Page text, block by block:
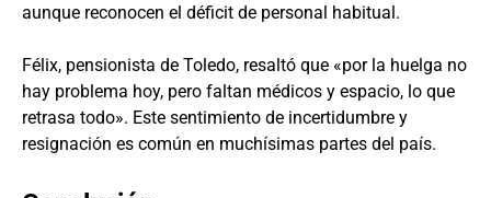
aunque reconocen el déficit de personal habitual.
Félix, pensionista de Toledo, resaltó que «por la huelga no
hay problema hoy, pero faltan médicos y espacio, lo que
retrasa todo». Este sentimiento de incertidumbre y
resignación es común en muchísimas partes del país.